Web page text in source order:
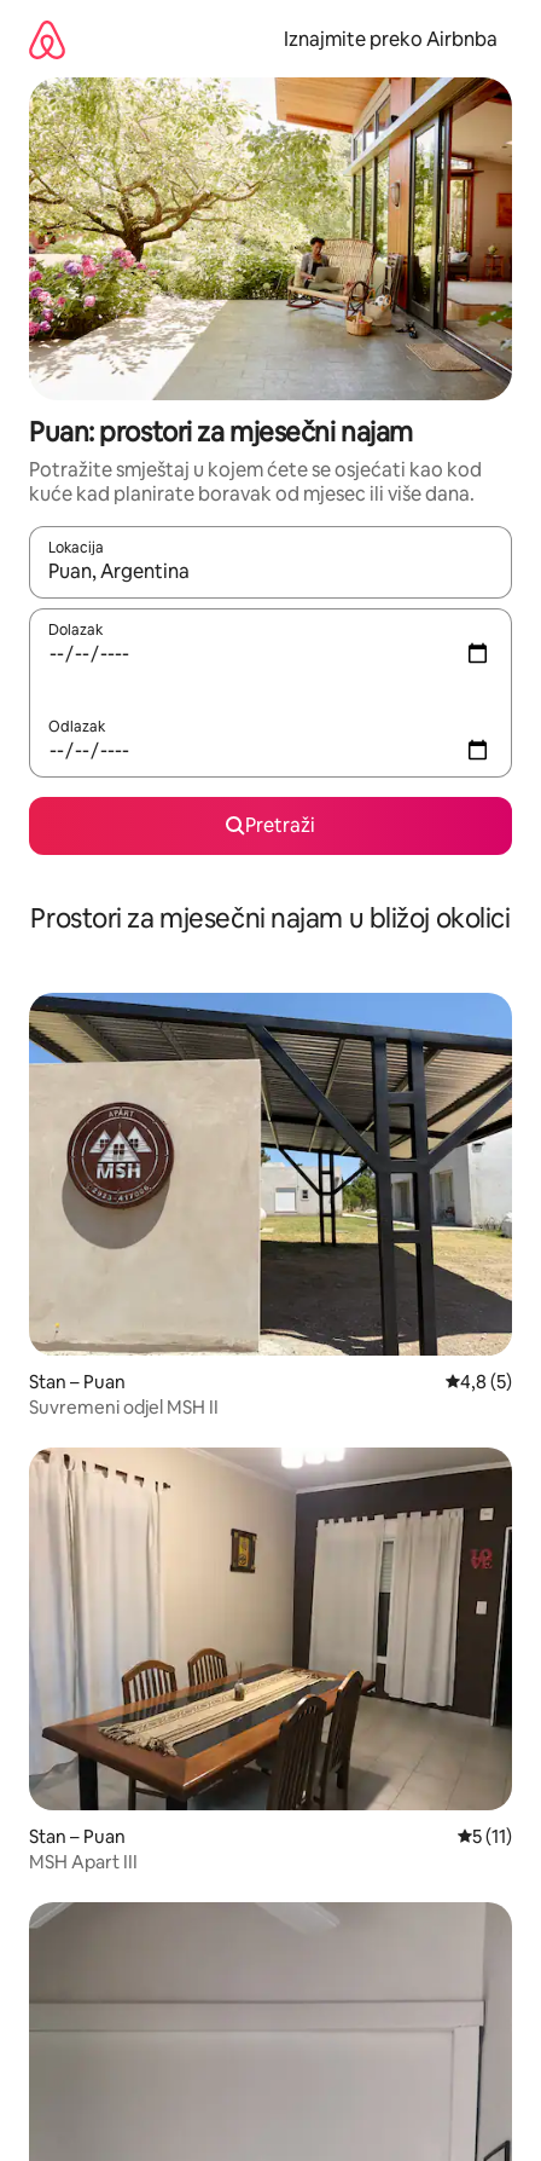
sadržaj
Iznajmite preko Airbnba
Puan: prostori za mjesečni najam
Potražite smještaj u kojem ćete se osjećati kao kod
kuće kad planirate boravak od mjesec ili više dana.
Lokacija
Kada budu dostupni rezultati, moći ćete ih pregledati
Dolazak
Odlazak
Pretraži
Prostori za mjesečni najam u bližoj okolici
Stan – Puan Prosječna
4,8 (5)
Suvremeni odjel MSH II
Stan – Puan
5 (11)
MSH Apart III